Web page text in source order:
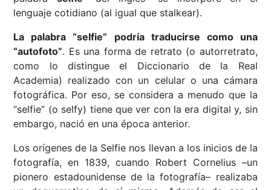
lenguaje cotidiano (al igual que stalkear).
La palabra “selfie” podría traducirse como una
“autofoto”. Es una forma de retrato (o autorretrato,
como lo distingue el Diccionario de la Real
Academia) realizado con un celular o una cámara
fotográfica. Por eso, se considera a menudo que la
“selfie” (o selfy) tiene que ver con la era digital y, sin
embargo, nació en una época anterior.
Los orígenes de la Selfie nos llevan a los inicios de la
fotografía, en 1839, cuando Robert Cornelius –un
pionero estadounidense de la fotografía– realizaba